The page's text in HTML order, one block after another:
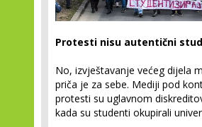
Protesti nisu autentični
No, izvještavanje većeg dijela
priča je za sebe. Mediji pod
protesti su uglavnom
kada su studenti okupirali